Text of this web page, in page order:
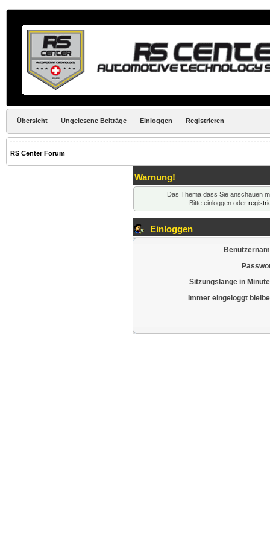
Übersicht Ungelesene Beiträge Einloggen Registrieren
RS Center Forum
Warnung!
Das Thema dass Sie anschauen
Bitte einloggen oder
Einloggen
Sitzungslänge in
Immer eingeloggt